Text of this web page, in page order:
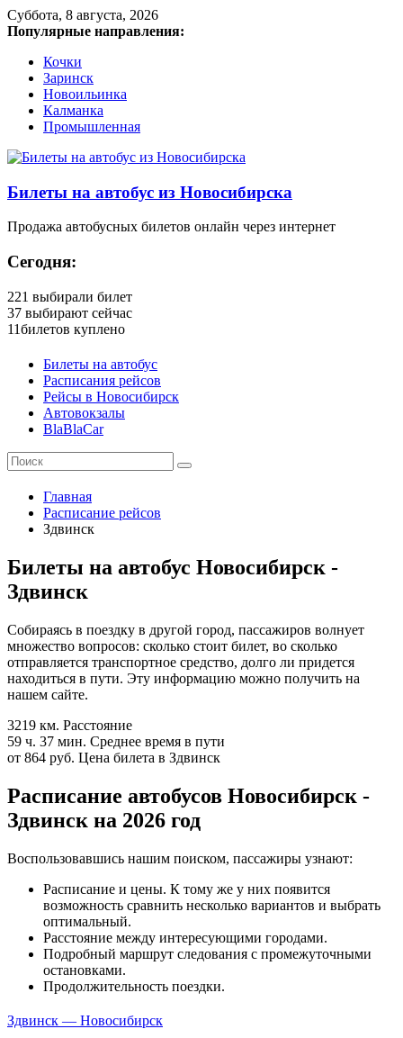
Суббота, 8 августа, 2026
Популярные направления:
Кочки
Заринск
Новоильинка
Калманка
Промышленная
Билеты на автобус из Новосибирска
Продажа автобусных билетов онлайн через интернет
Сегодня:
221 выбирали билет
37 выбирают сейчас
11билетов куплено
Билеты на автобус
Расписания рейсов
Рейсы в Новосибирск
Автовокзалы
BlaBlaCar
Главная
Расписание рейсов
Здвинск
Билеты на автобус Новосибирск -
Здвинск
Собираясь в поездку в другой город, пассажиров волнует
множество вопросов: сколько стоит билет, во сколько
отправляется транспортное средство, долго ли придется
находиться в пути. Эту информацию можно получить на
нашем сайте.
3219 км. Расстояние
59 ч. 37 мин. Среднее время в пути
от 864 руб. Цена билета в Здвинск
Расписание автобусов Новосибирск -
Здвинск на 2026 год
Воспользовавшись нашим поиском, пассажиры узнают:
Расписание и цены. К тому же у них появится
возможность сравнить несколько вариантов и выбрать
оптимальный.
Расстояние между интересующими городами.
Подробный маршрут следования с промежуточными
остановками.
Продолжительность поездки.
Здвинск — Новосибирск